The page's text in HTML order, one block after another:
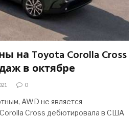
на Toyota Corolla Cross
в октябре
0
AWD не является
Cross дебютировала в США